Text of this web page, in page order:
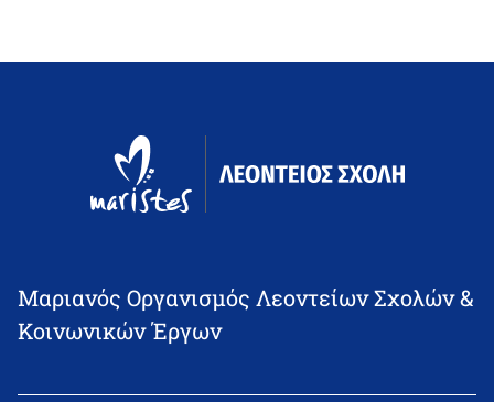
Μαριανός Οργανισμός Λεοντείων Σχολών &
Κοινωνικών Έργων